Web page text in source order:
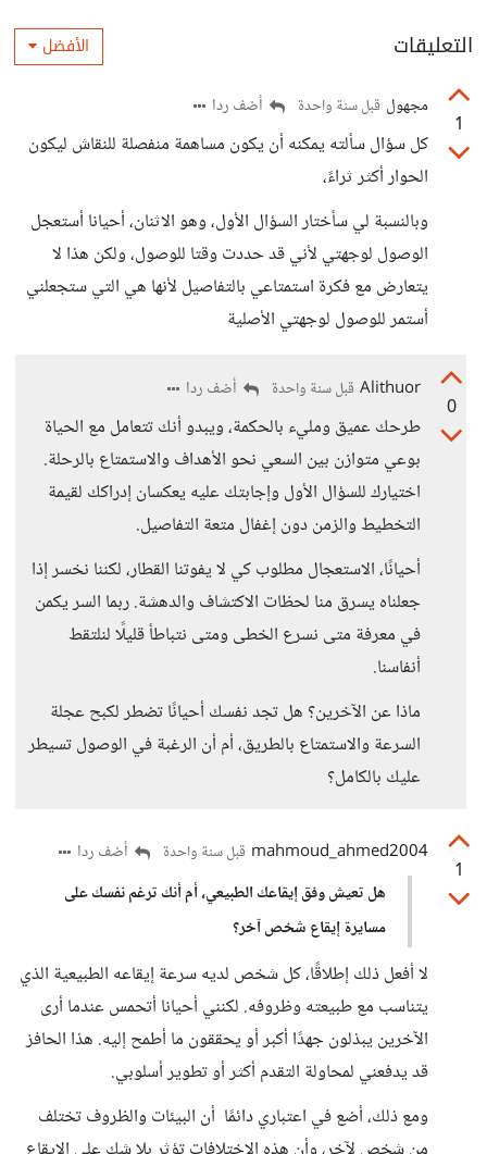
التعليقات الأفضل
1
مجهول قبل سنة واحدة أضف ردا
كل سؤال سألته يمكنه أن يكون مساهمة منفصلة للنقاش ليكون
الحوار أكثر ثراءً،
وبالنسبة لي سأختار السؤال الأول، وهو الاثنان، أحيانا أستعجل
الوصول لوجهتي لأني قد حددت وقتا للوصول، ولكن هذا لا
يتعارض مع فكرة استمتاعي بالتفاصيل لأنها هي التي ستجعلني
أستمر للوصول لوجهتي الأصلية
0
Alithuor قبل سنة واحدة أضف ردا
طرحك عميق ومليء بالحكمة، ويبدو أنك تتعامل مع الحياة
بوعي متوازن بين السعي نحو الأهداف والاستمتاع بالرحلة.
اختيارك للسؤال الأول وإجابتك عليه يعكسان إدراكك لقيمة
التخطيط والزمن دون إغفال متعة التفاصيل.
أحيانًا، الاستعجال مطلوب كي لا يفوتنا القطار، لكننا نخسر إذا
جعلناه يسرق منا لحظات الاكتشاف والدهشة. ربما السر يكمن
في معرفة متى نسرع الخطى ومتى نتباطأ قليلًا لنلتقط
أنفاسنا.
ماذا عن الآخرين؟ هل تجد نفسك أحيانًا تضطر لكبح عجلة
السرعة والاستمتاع بالطريق، أم أن الرغبة في الوصول تسيطر
عليك بالكامل؟
1
mahmoud_ahmed2004 قبل سنة واحدة
أضف ردا
هل تعيش وفق إيقاعك الطبيعي، أم أنك ترغم نفسك على
مسايرة إيقاع شخص آخر؟
لا أفعل ذلك إطلاقًا، كل شخص لديه سرعة إيقاعه الطبيعية الذي
يتناسب مع طبيعته وظروفه. لكنني أحيانا أتحمس عندما أرى
الآخرين يبذلون جهدًا أكبر أو يحققون ما أطمح إليه. هذا الحافز
قد يدفعني لمحاولة التقدم أكثر أو تطوير أسلوبي.
ومع ذلك، أضع في اعتباري دائمًا أن البيئات والظروف تختلف